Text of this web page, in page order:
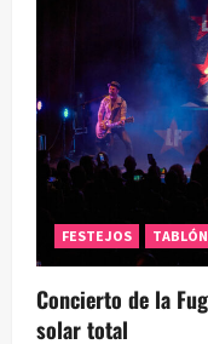
FESTEJOS
Concierto de la
solar total